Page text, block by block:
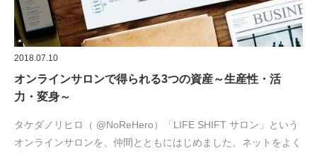
2018.07.10
オンラインサロンで得られる3つの資産～生産性・活
力・変身～
タケダノリヒロ（ @NoReHero）「LIFE SHIFT サロン」という
オンラインサロンを、仲間とともにはじめました。ネットをよく